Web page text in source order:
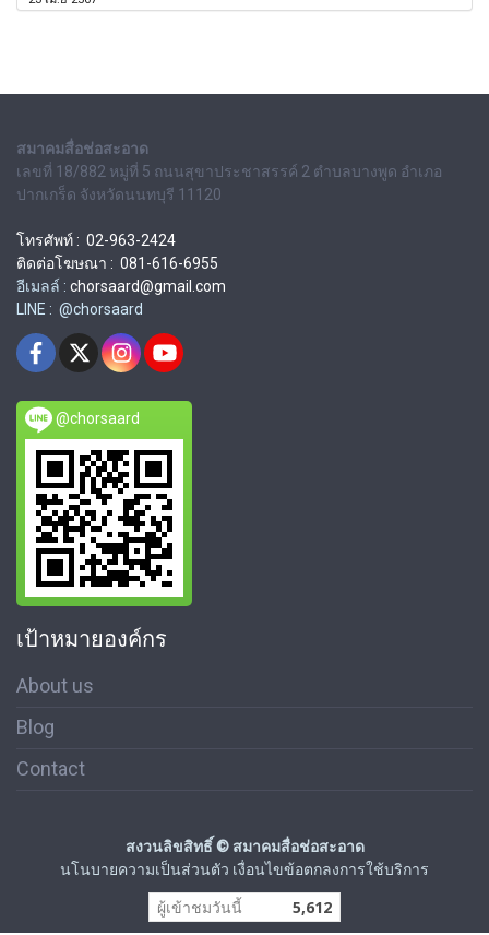
สมาคมสื่อช่อสะอาด
เลขที่ 18/882 หมู่ที่ 5 ถนนสุขาประชาสรรค์ 2 ตำบลบางพูด อำเภอ
ปากเกร็ด จังหวัดนนทบุรี 11120
โทรศัพท์ : 02-963-2424
ติดต่อโฆษณา : 081-616-6955
อีเมลล์ : chorsaard@gmail.com
LINE : @chorsaard
@chorsaard
เป้าหมายองค์กร
About us
Blog
Contact
สงวนลิขสิทธิ์ © สมาคมสื่อช่อสะอาด
นโนบายความเป็นส่วนตัว เงื่อนไขข้อตกลงการใช้บริการ
ผู้เข้าชมวันนี้ 5,612